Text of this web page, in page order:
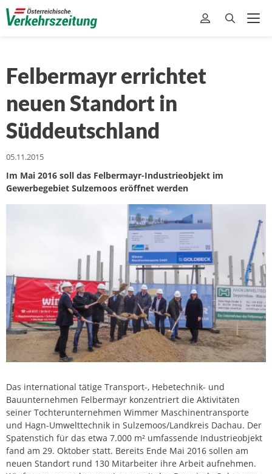
Felbermayr errichtet
neuen Standort in
Süddeutschland
05.11.2015
Im Mai 2016 soll das Felbermayr-Industrieobjekt im
Gewerbegebiet Sulzemoos eröffnet werden
Das international tätige Transport-, Hebetechnik- und
Bauunternehmen Felbermayr konzentriert die Aktivitäten
seiner Tochterunternehmen Wimmer Maschinentransporte
und Hagn-Umwelttechnik in Sulzemoos/Landkreis Dachau. Der
Spatenstich für das etwa 7.000 m² umfassende Industrieobjekt
fand am 29. Oktober statt. Bereits Ende Mai 2016 sollen am
neuen Standort rund 130 Mitarbeiter ihre Arbeit aufnehmen.